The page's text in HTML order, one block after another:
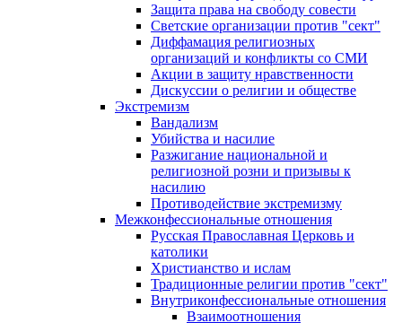
Защита права на свободу совести
Светские организации против "сект"
Диффамация религиозных
организаций и конфликты со СМИ
Акции в защиту нравственности
Дискуссии о религии и обществе
Экстремизм
Вандализм
Убийства и насилие
Разжигание национальной и
религиозной розни и призывы к
насилию
Противодействие экстремизму
Межконфессиональные отношения
Русская Православная Церковь и
католики
Христианство и ислам
Традиционные религии против "сект"
Внутриконфессиональные отношения
Взаимоотношения